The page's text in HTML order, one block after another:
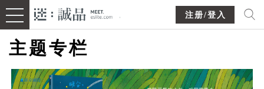
注册/登入
主题专栏